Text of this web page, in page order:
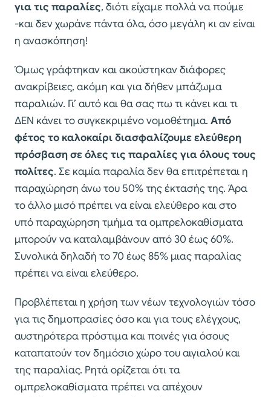
για τις παραλίες, διότι είχαμε πολλά να πούμε
-και δεν χωράνε πάντα όλα, όσο μεγάλη κι αν είναι
η ανασκόπηση!
Όμως γράφτηκαν και ακούστηκαν διάφορες
ανακρίβειες, ακόμη και για δήθεν μπάζωμα
παραλιών. Γι’ αυτό και θα σας πω τι κάνει και τι
ΔΕΝ κάνει το συγκεκριμένο νομοθέτημα. Από
φέτος το καλοκαίρι διασφαλίζουμε ελεύθερη
πρόσβαση σε όλες τις παραλίες για όλους τους
πολίτες. Σε καμία παραλία δεν θα επιτρέπεται η
παραχώρηση άνω του 50% της έκτασής της. Άρα
το άλλο μισό πρέπει να είναι ελεύθερο και στο
υπό παραχώρηση τμήμα τα ομπρελοκαθίσματα
μπορούν να καταλαμβάνουν από 30 έως 60%.
Συνολικά δηλαδή το 70 έως 85% μιας παραλίας
πρέπει να είναι ελεύθερο.
Προβλέπεται η χρήση των νέων τεχνολογιών τόσο
για τις δημοπρασίες όσο και για τους ελέγχους,
αυστηρότερα πρόστιμα και ποινές για όσους
καταπατούν τον δημόσιο χώρο του αιγιαλού και
της παραλίας. Ρητά ορίζεται ότι τα
ομπρελοκαθίσματα πρέπει να απέχουν